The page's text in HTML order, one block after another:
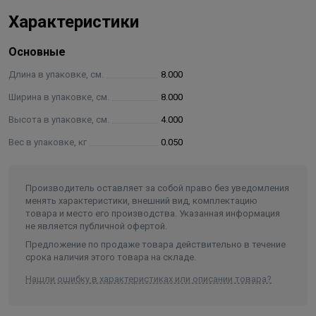
Отопительный контроллер ZONT SMART 2.0
Автоматические регуляторы ZONT Climatic 1.1, 1.2, 1.3,
OPTIMA
Универсальный контроллер ZONT H1000+ PRO
Универсальный контроллер ZONT H1000+ PRO.V2
Универсальный контроллер ZONT H1500+ PRO
Контроллер «Умного дома» ZONT C2000+
Блоки расширения ZE-22, ZE-44, ZE-88, ZE-84E, EX-77
Контроллер ZONT H1000+ (снят с производства)
Контроллер ZONT H2000+ (снят с производства)
Блоки расширения ZE-66, ZE-66E (сняты с
производства)
Характеристики
Основные
Длина в упаковке, см. 8.000
Ширина в упаковке, см. 8.000
Высота в упаковке, см. 4.000
Вес в упаковке, кг 0.050
Производитель оставляет за собой право без уведомления
менять характеристики, внешний вид, комплектацию
товара и место его производства. Указанная информация
не является публичной офертой.
Предложение по продаже товара действительно в течение
срока наличия этого товара на складе.
Нашли ошибку в характеристиках или описании товара?